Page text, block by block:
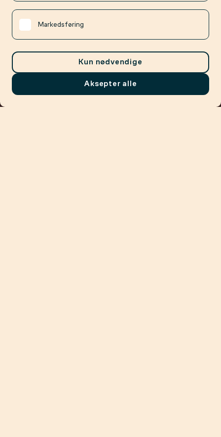
Meny
Markedsføring
Kun nødvendige
Aksepter alle